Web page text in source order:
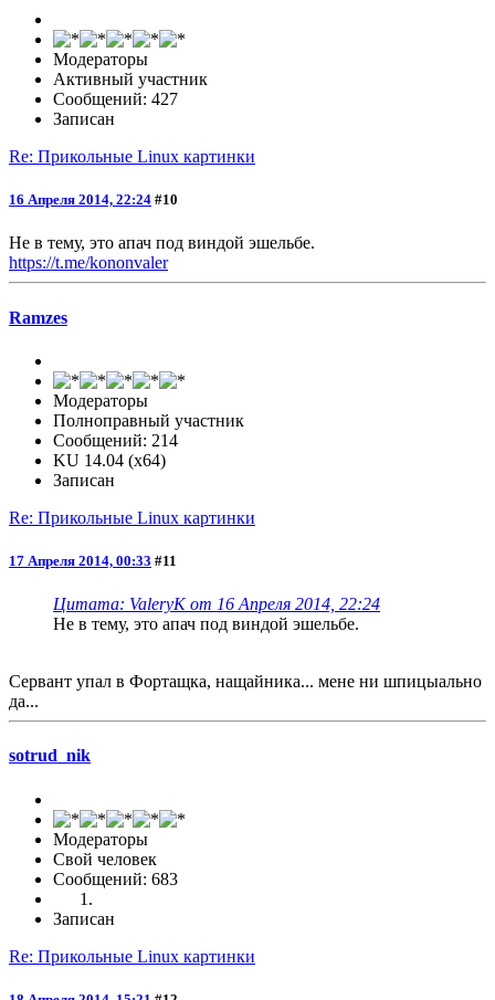
Модераторы
Активный участник
Сообщений: 427
Записан
Re: Прикольные Linux картинки
16 Апреля 2014, 22:24 #10
Не в тему, это апач под виндой эшельбе.
https://t.me/kononvaler
Ramzes
Модераторы
Полноправный участник
Сообщений: 214
KU 14.04 (x64)
Записан
Re: Прикольные Linux картинки
17 Апреля 2014, 00:33 #11
Цитата: ValeryK от 16 Апреля 2014, 22:24
Не в тему, это апач под виндой эшельбе.
Сервант упал в Фортащка, нащайника... мене ни шпицыально
да...
sotrud_nik
Модераторы
Свой человек
Сообщений: 683
Записан
Re: Прикольные Linux картинки